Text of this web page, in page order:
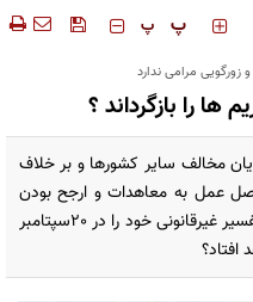
‍‍‍ پ پ
مرامی ندارد
ها را بازگرداند ؟
مخالف سایر کشورها و بر خلاف
عمل به معاهدات و ارجح بودن
قطعنامه های شورای امنیت سعی دارد تفسیر غیرقانونی خود را در 20سپتامبر